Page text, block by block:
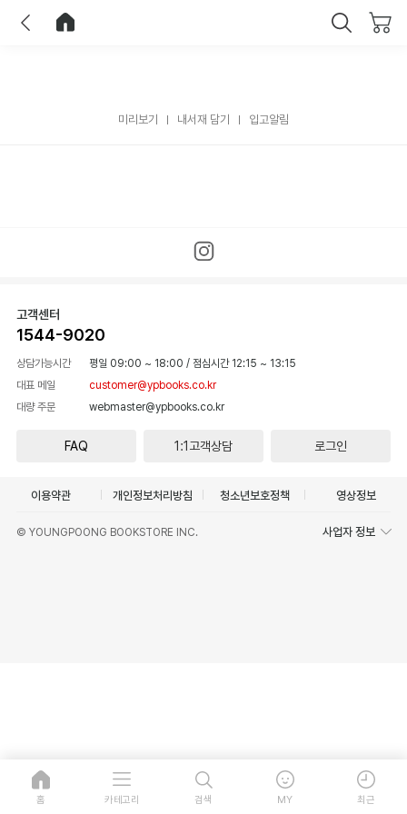
미리보기 내서재 담기 입고알림
고객센터
1544-9020
상담가능시간 평일 09:00 ~ 18:00 / 점심시간 12:15 ~ 13:15
대표 메일
customer@ypbooks.co.kr
대량 주문
webmaster@ypbooks.co.kr
FAQ 1:1고객상담 로그인
이용약관 개인정보처리방침 청소년보호정책 영상정보
© YOUNGPOONG BOOKSTORE INC. 사업자 정보
홈 카테고리 검색 MY 최근